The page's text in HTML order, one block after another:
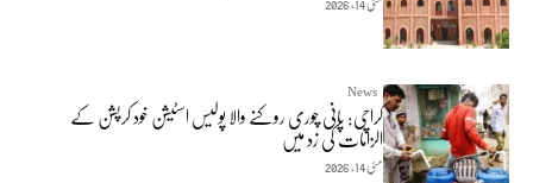
News
کراچی: پانی چوری روکنے والا پولیس اسٹیشن خود کرپشن کے
الزامات کی زد میں
مئی 14, 2026